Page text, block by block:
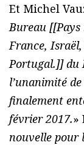
Et Michel
Bureau [[Pays
France,
Portugal.]] du
l’unanimité
finalement
février 2017.»
nouvelle pour